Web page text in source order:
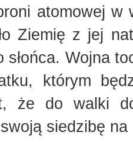
atomowej
Ziemię z jej
słońca. Wojna
którym
że do walki
siedzibę